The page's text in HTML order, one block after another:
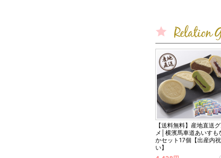
【送料無料】産地直送
メ│横濱馬車道あいすも
かセット17個【出産内祝
い】